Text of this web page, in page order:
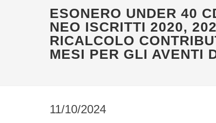
ESONERO UNDER 40
NEO ISCRITTI 2020,
RICALCOLO
MESI PER GLI AVENTI
11/10/2024